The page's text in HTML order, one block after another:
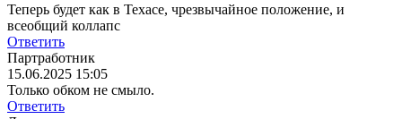
Теперь будет как в Техасе, чрезвычайное положение, и
всеобщий коллапс
Ответить
Партработник
15.06.2025 15:05
Только обком не смыло.
Ответить